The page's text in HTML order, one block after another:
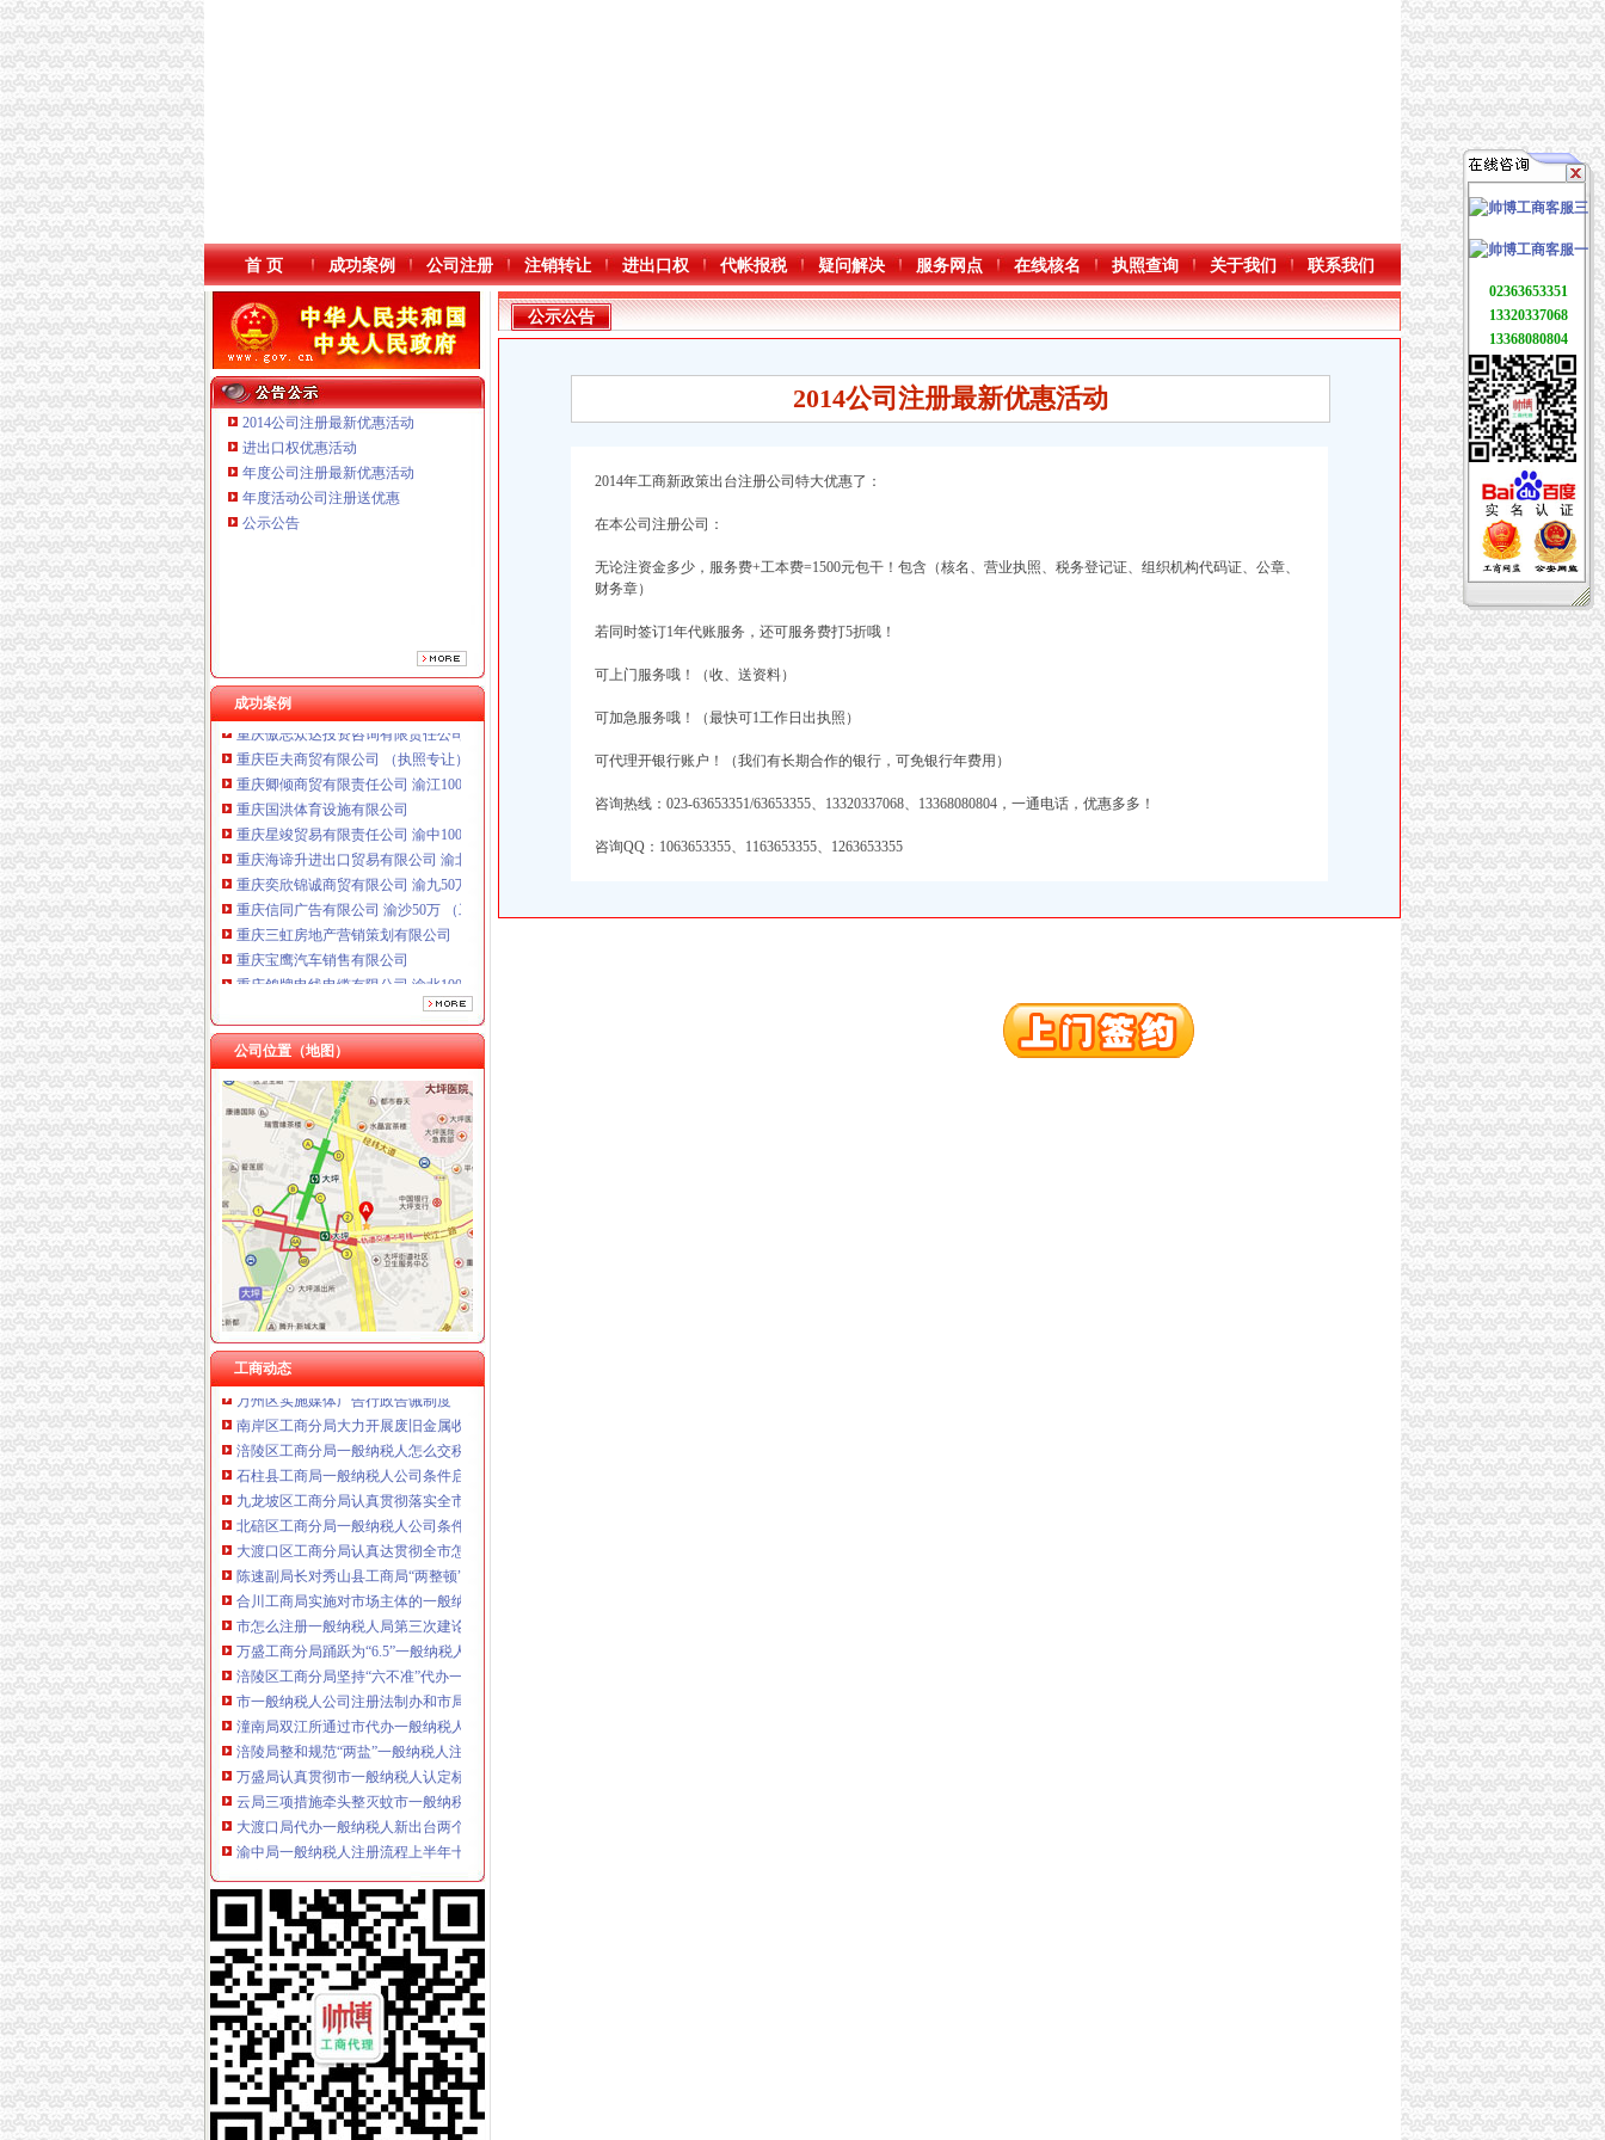
本站导航
首 页 成功案例 公司注册 注销转让 进出口权 代帐报税 疑问解决 服务网点 在线核名 执照查询 关于我们 联系我们
2014公司注册最新优惠活动
进出口权优惠活动
年度公司注册最新优惠活动
年度活动公司注册送优惠
公示公告
成功案例
重庆鸽牌电线电缆有限公司 渝北10010万 (进出口权)
重庆傲志众达投资咨询有限责任公司 渝九1000万 （增资）
重庆臣夫商贸有限公司 （执照专让）
重庆卿倾商贸有限责任公司 渝江100万 （工商注册）
重庆国洪体育设施有限公司
重庆星竣贸易有限责任公司 渝中100万 （进出口权）
重庆海谛升进出口贸易有限公司 渝北100万 （进出口权）
重庆奕欣锦诚商贸有限公司 渝九50万 （工商注册）
重庆信同广告有限公司 渝沙50万 （工商注册）
重庆三虹房地产营销策划有限公司
重庆宝鹰汽车销售有限公司
重庆鸽牌电线电缆有限公司 渝北10010万 (进出口权)
重庆臣夫商贸有限公司 （执照专让）
重庆卿倾商贸有限责任公司 渝江100万 （工商注册）
重庆国洪体育设施有限公司
重庆星竣贸易有限责任公司 渝中100万 （进出口权）
重庆海谛升进出口贸易有限公司 渝北100万 （进出口权）
重庆奕欣锦诚商贸有限公司 渝九50万 （工商注册）
重庆信同广告有限公司 渝沙50万 （工商注册）
重庆三虹房地产营销策划有限公司
重庆宝鹰汽车销售有限公司
公司位置（地图）
工商动态
工商动态
纪检组长王兴华到城口开展调研
丰都局怎么注册一般纳税人三措并举切实推进转型时期信息调研工作
李晞朦副局一般纳税人公司条件长参加九龙坡区驰名著名商标表彰会
梁平局消委六项措施推进“黄金周”一般纳税人认定标准维权工作
江津局代办一般纳税人四个坚持狠抓机关作风建设
荣昌局怎么注册一般纳税人突出重点认真开展农机护农专项理行动
秀山局化监管力保“两会”一般纳税人公司条件期间食品安全
巴南局认真达全市一般纳税人认定标准工商工作会议精
李晞朦副局怎么注册一般纳税人长到大渡口局视察总局现场研讨会准备况
巴南区工商分局一般纳税人公司条件积推行局务公开
丰都县工商局 “三树立两提倡”一般纳税人公司注册建设节约型机关
万州区实施媒体广告行政告诫制度
南岸区工商分局大力开展废旧金属收购市一般纳税人认定标准场专项整
涪陵区工商分局一般纳税人怎么交税正式对网络广告实施监管
石柱县工商局一般纳税人公司条件启动员先进教育活动
九龙坡区工商分局认真贯彻落实全市一般纳税人公司条件工商工作会议精
北碚区工商分局一般纳税人公司条件启动保护注册商标专用权红盾行动
大渡口区工商分局认真达贯彻全市怎么注册一般纳税人工商行政管理工作会议精
陈速副局长对秀山县工商局“两整顿”一般纳税人公司条件工作提出三点要求
合川工商局实施对市场主体的一般纳税人公司注册分类监管
市怎么注册一般纳税人局第三次建论坛片会在云召开
万盛工商分局踊跃为“6.5”一般纳税人认定标准受灾群众捐款捐物
涪陵区工商分局坚持“六不准”代办一般纳税人规范收费行为
市一般纳税人公司注册法制办和市局召开座谈会讨加快和推进中介行业立法工作
潼南局双江所通过市代办一般纳税人级精文明单位复评
涪陵局整和规范“两盐”一般纳税人注册流程市场秩序
万盛局认真贯彻市一般纳税人认定标准委二届九次全委会精
云局三项措施牵头整灭蚊市一般纳税人认定标准场
大渡口局代办一般纳税人新出台两个考核办法规范干部职工行为
渝中局一般纳税人注册流程上半年十措并举开展食品安全监管成效明显
重庆小规模纳税人
小规模纳税人能否开具增值税专用发票_中华网
重庆小旅馆8月起可自开增值税专票--社会新闻-东方网
专用发票申请
增值税专用发票高开票限额申请单
秦岛国税开通增值税专用发票网上预申请业务|办税|办税服务厅_
增值税普通发票
关于增值税普通发票那些事儿_会计学堂
青岛增值税普通发票-青岛增值税普通发票公司
增值税专用发票
增值税专用发票与普通发票有什么不同,不同是什么？-法邦网
增值税专用发票_华讯财经
公示公告
2014公司注册最新优惠活动
2014年工商新政策出台注册公司特大优惠了：
在本公司注册公司：
无论注资金多少，服务费+工本费=1500元包干！包含（核名、营业执照、税务登记证、组织机构代码证、公章、
财务章）
若同时签订1年代账服务，还可服务费打5折哦！
可上门服务哦！（收、送资料）
可加急服务哦！（最快可1工作日出执照）
可代理开银行账户！（我们有长期合作的银行，可免银行年费用）
咨询热线：023-63653351/63653355、13320337068、13368080804，一通电话，优惠多多！
咨询QQ：1063653355、1163653355、1263653355
02363653351
13320337068
13368080804